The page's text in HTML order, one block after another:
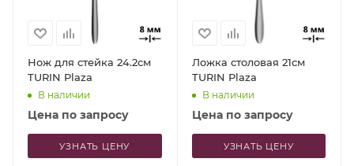
Нож для стейка 24.2см
TURIN Plaza
В наличии
Цена по запросу
УЗНАТЬ ЦЕНУ
Ложка столовая 21см
TURIN Plaza
В наличии
Цена по запросу
УЗНАТЬ ЦЕНУ